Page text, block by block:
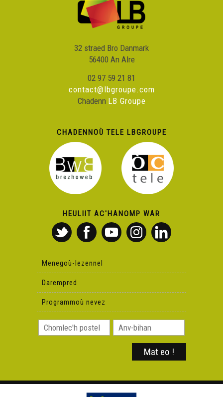
32 straed Bro Danmark
56400 An Alre
02 97 59 21 81
contact@lbgroupe.com
Chadenn LB Groupe
CHADENNOÙ TELE LBGROUPE
HEULIIT AC'HANOMP WAR
Menegoù-lezennel
Darempred
Programmoù nevez